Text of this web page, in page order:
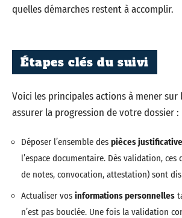
quelles démarches restent à accomplir.
Étapes clés du suivi
Voici les principales actions à mener
assurer la progression de votre dossier :
Déposer l’ensemble des pièces
l’espace documentaire. Dès validation, ces
de notes, convocation, attestation) sont
Actualiser vos informations personnelles
n’est pas bouclée. Une fois la validation